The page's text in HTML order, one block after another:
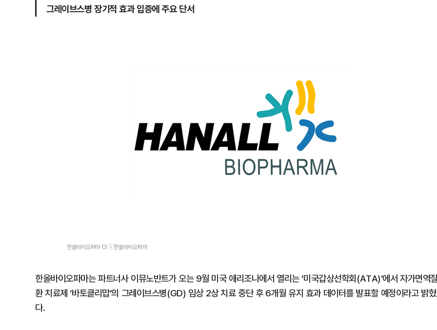
그레이브스병 장기적 효과 입증에 주요 단서
한올바이오파마 CI ⓒ한올바이오파마
한올바이오파마는 파트너사 이뮤노반트가 오는 9월 미국 애리조나에서 열리는 ‘미국갑상선학회(ATA)’에서 자가면역
환 치료제 ‘바토클리맙’의 그레이브스병(GD) 임상 2상 치료 중단 후 6개월 유지 효과 데이터를 발표할 예정이라고 밝혔
다.